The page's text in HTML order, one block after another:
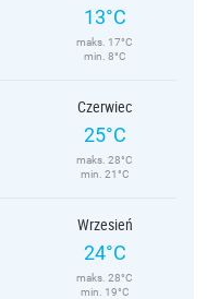
13°C
maks. 17°C
min. 8°C
Czerwiec
25°C
maks. 28°C
min. 21°C
Wrzesień
24°C
maks. 28°C
min. 19°C